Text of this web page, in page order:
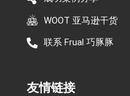
WOOT 亚马逊干货
联系 Frual 巧豚豚
友情链接